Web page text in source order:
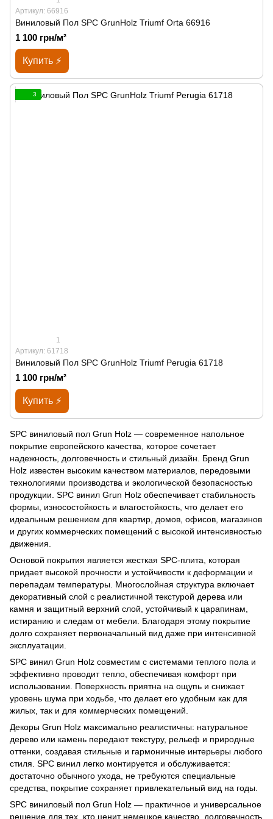
Артикул: 66916
Виниловый Пол SPС GrunHolz Triumf Orta 66916
1 100 грн/м²
Купить ⚡
3
1
Артикул: 61718
Виниловый Пол SPС GrunHolz Triumf Perugia 61718
1 100 грн/м²
Купить ⚡
SPC виниловый пол Grun Holz — современное напольное
покрытие европейского качества, которое сочетает
надежность, долговечность и стильный дизайн. Бренд Grun
Holz известен высоким качеством материалов, передовыми
технологиями производства и экологической безопасностью
продукции. SPC винил Grun Holz обеспечивает стабильность
формы, износостойкость и влагостойкость, что делает его
идеальным решением для квартир, домов, офисов, магазинов
и других коммерческих помещений с высокой интенсивностью
движения.
Основой покрытия является жесткая SPC-плита, которая
придает высокой прочности и устойчивости к деформации и
перепадам температуры. Многослойная структура включает
декоративный слой с реалистичной текстурой дерева или
камня и защитный верхний слой, устойчивый к царапинам,
истиранию и следам от мебели. Благодаря этому покрытие
долго сохраняет первоначальный вид даже при интенсивной
эксплуатации.
SPC винил Grun Holz совместим с системами теплого пола и
эффективно проводит тепло, обеспечивая комфорт при
использовании. Поверхность приятна на ощупь и снижает
уровень шума при ходьбе, что делает его удобным как для
жилых, так и для коммерческих помещений.
Декоры Grun Holz максимально реалистичны: натуральное
дерево или камень передают текстуру, рельеф и природные
оттенки, создавая стильные и гармоничные интерьеры любого
стиля. SPC винил легко монтируется и обслуживается:
достаточно обычного ухода, не требуются специальные
средства, покрытие сохраняет привлекательный вид на годы.
SPC виниловый пол Grun Holz — практичное и универсальное
решение для тех, кто ценит немецкое качество, долговечность